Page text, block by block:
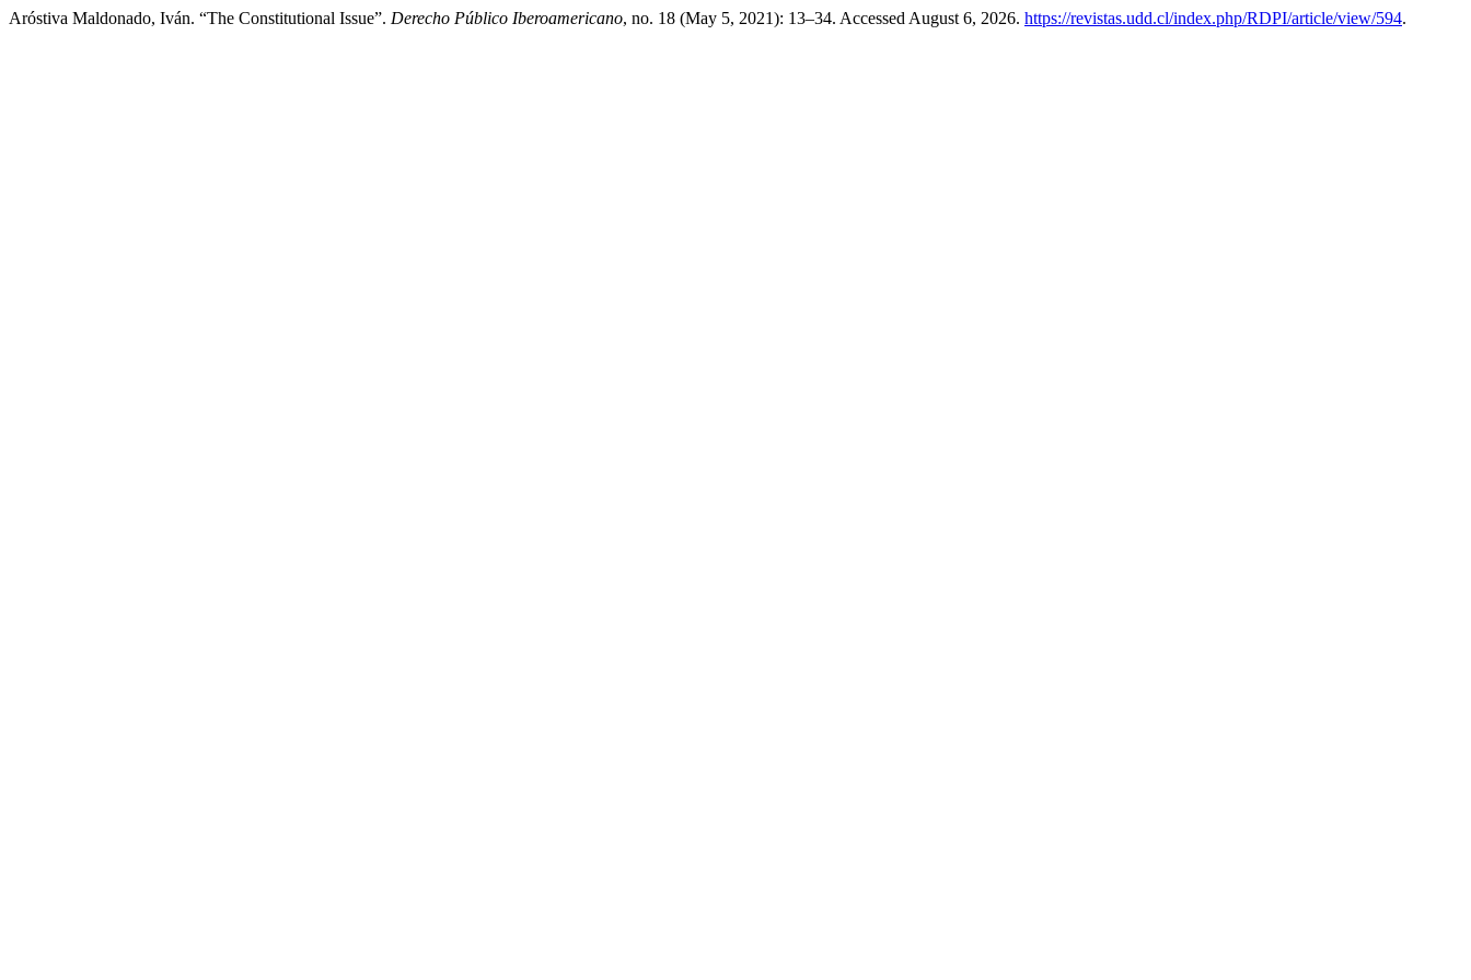
Aróstiva Maldonado, Iván. “The Constitutional Issue”. Derecho Público Iberoamericano, no. 18 (May 5, 2021): 13–34. Accessed August 6, 2026. https://revistas.udd.cl/index.php/RDPI/article/view/594.